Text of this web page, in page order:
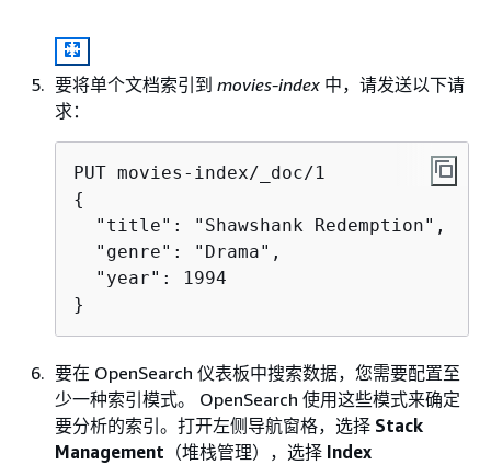
要将单个文档索引到 movies-index 中，请发送以下请
求：
{
  "title": "Shawshank Redemption",
  "genre": "Drama",
  "year": 1994
}
要在 OpenSearch 仪表板中搜索数据，您需要配置至
少一种索引模式。 OpenSearch 使用这些模式来确定
要分析的索引。打开左侧导航窗格，选择 Stack
Management （堆栈管理），选择 Index